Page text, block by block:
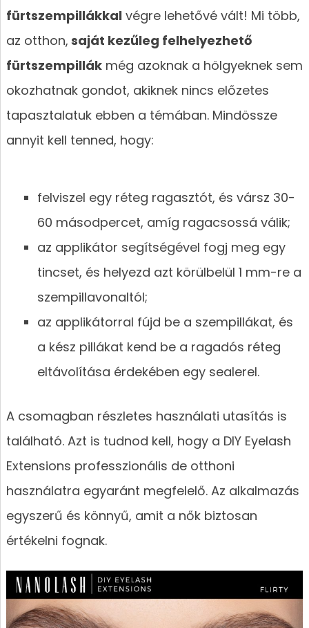
fürtszempillákkalvégre lehetővé vált! Mi több,
az otthon, saját kezűleg felhelyezhető
fürtszempillákmég azoknak a hölgyeknek sem
okozhatnak gondot, akiknek nincs előzetes
tapasztalatuk ebben a témában. Mindössze
annyit kell tenned, hogy:
felviszel egy réteg ragasztót, és vársz 30-
60 másodpercet, amíg ragacsossá válik;
az applikátor segítségével fogj meg egy
tincset, és helyezd azt körülbelül 1 mm-re a
szempillavonaltól;
az applikátorral fújd be a szempillákat, és
a kész pillákat kend be a ragadós réteg
eltávolítása érdekében egy sealerel.
A csomagban részletes használati utasítás is
található. Azt is tudnod kell, hogy a DIY Eyelash
Extensions professzionális de otthoni
használatra egyaránt megfelelő. Az alkalmazás
egyszerű és könnyű, amit a nők biztosan
értékelni fognak.